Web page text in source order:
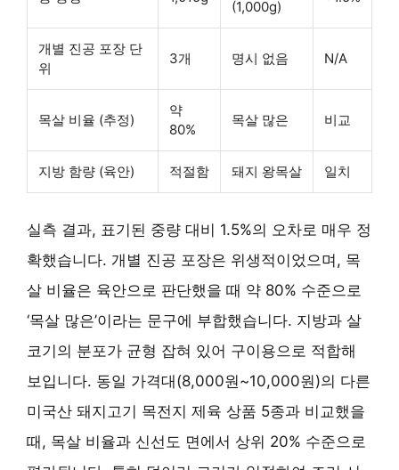
(1,000g)
개별 진공 포장 단
위
3개 명시 없음 N/A
목살 비율 (추정)
약
80%
목살 많은 비교
지방 함량 (육안) 적절함 돼지 왕목살 일치
실측 결과, 표기된 중량 대비 1.5%의 오차로 매우 정
확했습니다. 개별 진공 포장은 위생적이었으며, 목
살 비율은 육안으로 판단했을 때 약 80% 수준으로
‘목살 많은’이라는 문구에 부합했습니다. 지방과 살
코기의 분포가 균형 잡혀 있어 구이용으로 적합해
보입니다. 동일 가격대(8,000원~10,000원)의 다른
미국산 돼지고기 목전지 제육 상품 5종과 비교했을
때, 목살 비율과 신선도 면에서 상위 20% 수준으로